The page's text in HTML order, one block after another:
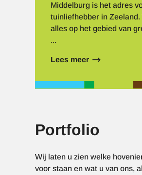
Middelburg is het adres
tuinliefhebber in Zeeland.
alles op het gebied van
...
Lees meer over
Portfolio
Wij laten u zien welke
voor staan en wat u van ons,